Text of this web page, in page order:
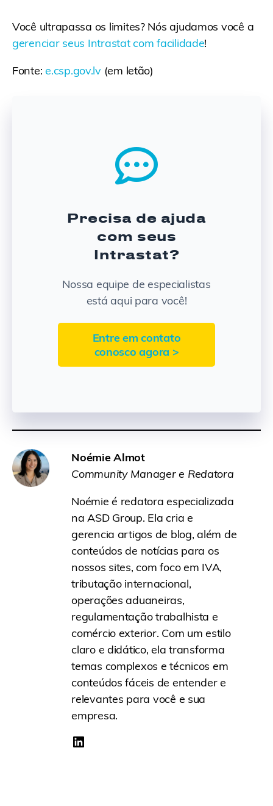
Você ultrapassa os limites? Nós ajudamos você a
gerenciar seus Intrastat com facilidade!
Fonte:e.csp.gov.lv(em letão)
Precisa de ajuda
com seus
Intrastat?
Nossa equipe de especialistas
está aqui para você!
Entre em contato
conosco agora >
Noémie Almot
Community Manager e Redatora
Noémie é redatora especializada
na ASD Group. Ela cria e
gerencia artigos de blog, além de
conteúdos de notícias para os
nossos sites, com foco em IVA,
tributação internacional,
operações aduaneiras,
regulamentação trabalhista e
comércio exterior. Com um estilo
claro e didático, ela transforma
temas complexos e técnicos em
conteúdos fáceis de entender e
relevantes para você e sua
empresa.